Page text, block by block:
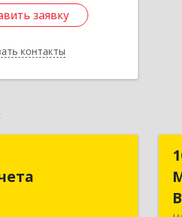
заявку
контакты
заявку
Назад
Ханты-Мансийский
округ - Югра АО,